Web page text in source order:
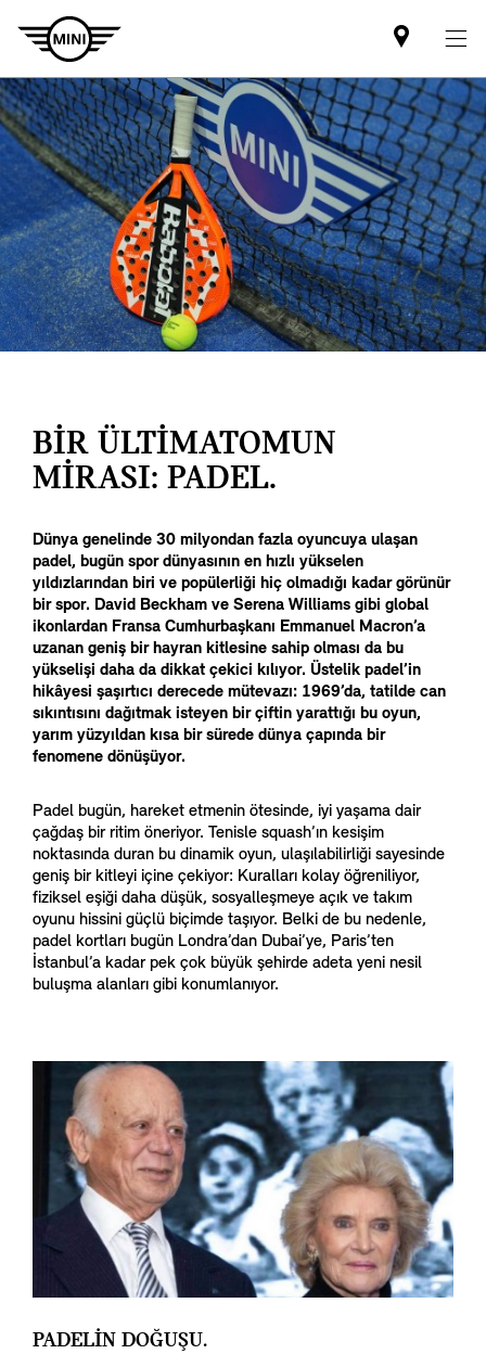
Mini
dealer
partner
BİR ÜLTİMATOMUN
MİRASI: PADEL.
Dünya genelinde 30 milyondan fazla oyuncuya ulaşan
padel, bugün spor dünyasının en hızlı yükselen
yıldızlarından biri ve popülerliği hiç olmadığı kadar görünür
bir spor. David Beckham ve Serena Williams gibi global
ikonlardan Fransa Cumhurbaşkanı Emmanuel Macron’a
uzanan geniş bir hayran kitlesine sahip olması da bu
yükselişi daha da dikkat çekici kılıyor. Üstelik padel’in
hikâyesi şaşırtıcı derecede mütevazı: 1969’da, tatilde can
sıkıntısını dağıtmak isteyen bir çiftin yarattığı bu oyun,
yarım yüzyıldan kısa bir sürede dünya çapında bir
fenomene dönüşüyor.
Padel bugün, hareket etmenin ötesinde, iyi yaşama dair
çağdaş bir ritim öneriyor. Tenisle squash’ın kesişim
noktasında duran bu dinamik oyun, ulaşılabilirliği sayesinde
geniş bir kitleyi içine çekiyor: Kuralları kolay öğreniliyor,
fiziksel eşiği daha düşük, sosyalleşmeye açık ve takım
oyunu hissini güçlü biçimde taşıyor. Belki de bu nedenle,
padel kortları bugün Londra’dan Dubai’ye, Paris’ten
İstanbul’a kadar pek çok büyük şehirde adeta yeni nesil
buluşma alanları gibi konumlanıyor.
PADELİN DOĞUŞU.